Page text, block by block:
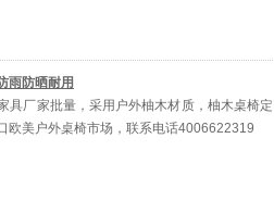
雨防晒耐用
具厂家批量，采用户外柚木材质，柚木桌椅定
欧美户外桌椅市场，联系电话4006622319